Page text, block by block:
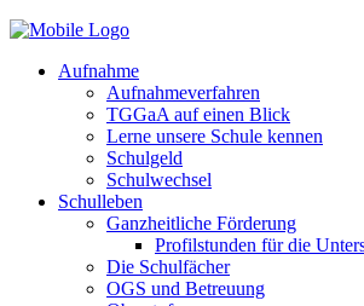
Aufnahme
Aufnahmeverfahren
TGGaA auf einen Blick
Lerne unsere Schule kennen
Schulgeld
Schulwechsel
Schulleben
Ganzheitliche Förderung
Profilstunden für die
Die Schulfächer
OGS und Betreuung